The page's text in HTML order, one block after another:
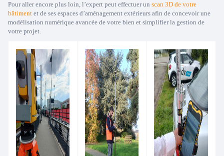
Pour aller encore plus loin, l’expert peut effectuer un scan 3D de votre
bâtiment et de ses espaces d’aménagement extérieurs afin de concevoir une
modélisation numérique avancée de votre bien et simplifier la gestion de
votre projet.